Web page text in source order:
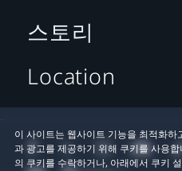
이 사이트는 웹사이트 기능을 최적화
과 광고를 제공하기 위해 쿠키를 사용
의 쿠키를 수락하거나, 아래에서 쿠키
스토리
Location